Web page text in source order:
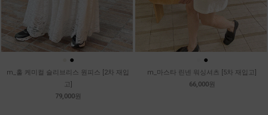
●
m_훌 케미컬 슬리브리스 원피스 [2차 재입
고]
79,000원
●
m_마스타 린넨 워싱셔츠 [5차 재입고]
66,000원